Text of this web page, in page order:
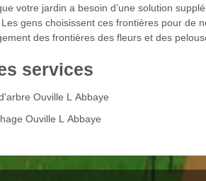
votre jardin a besoin d’une solution
gens choisissent ces frontières pour de
des frontières des fleurs et des
services
Ouville L Abbaye
Ouville L Abbaye